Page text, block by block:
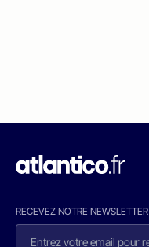
RECEVEZ NOTRE NEWSLETTER